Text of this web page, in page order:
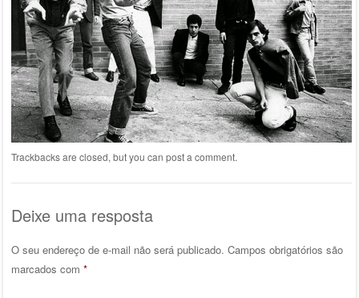
Trackbacks are closed, but you can post a comment.
Deixe uma resposta
O seu endereço de e-mail não será publicado. Campos obrigatórios são
marcados com *